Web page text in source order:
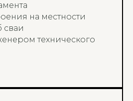
на местности
сваи
технического